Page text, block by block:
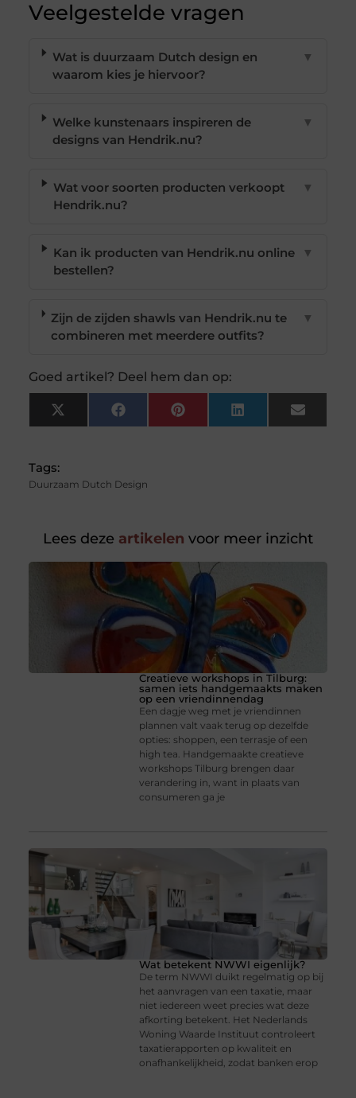
Veelgestelde vragen
Wat is duurzaam Dutch design en
waarom kies je hiervoor?
▼
Welke kunstenaars inspireren de
designs van Hendrik.nu?
▼
Wat voor soorten producten verkoopt
Hendrik.nu?
▼
Kan ik producten van Hendrik.nu online
bestellen?
▼
Zijn de zijden shawls van Hendrik.nu te
combineren met meerdere outfits?
▼
Goed artikel? Deel hem dan op:
X
(Twitter)
FacebookPinterest LinkedIn Email
Tags:
Duurzaam Dutch Design
Lees deze artikelen voor meer inzicht
Creatieve workshops in Tilburg:
samen iets handgemaakts maken
op een vriendinnendag
Een dagje weg met je vriendinnen
plannen valt vaak terug op dezelfde
opties: shoppen, een terrasje of een
high tea. Handgemaakte creatieve
workshops Tilburg brengen daar
verandering in, want in plaats van
consumeren ga je
Wat betekent NWWI eigenlijk?
De term NWWI duikt regelmatig op bij
het aanvragen van een taxatie, maar
niet iedereen weet precies wat deze
afkorting betekent. Het Nederlands
Woning Waarde Instituut controleert
taxatierapporten op kwaliteit en
onafhankelijkheid, zodat banken erop